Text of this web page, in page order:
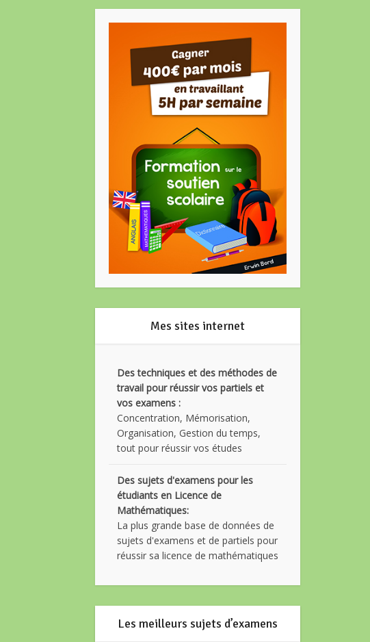
Mes sites internet
Des techniques et des méthodes de
travail pour réussir vos partiels et
vos examens :
Concentration, Mémorisation,
Organisation, Gestion du temps,
tout pour réussir vos études
Des sujets d'examens pour les
étudiants en Licence de
Mathématiques:
La plus grande base de données de
sujets d'examens et de partiels pour
réussir sa licence de mathématiques
Les meilleurs sujets d’examens